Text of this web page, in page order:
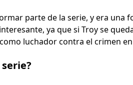
parte de la serie, y era
ya que si Troy se
luchador contra el crimen en